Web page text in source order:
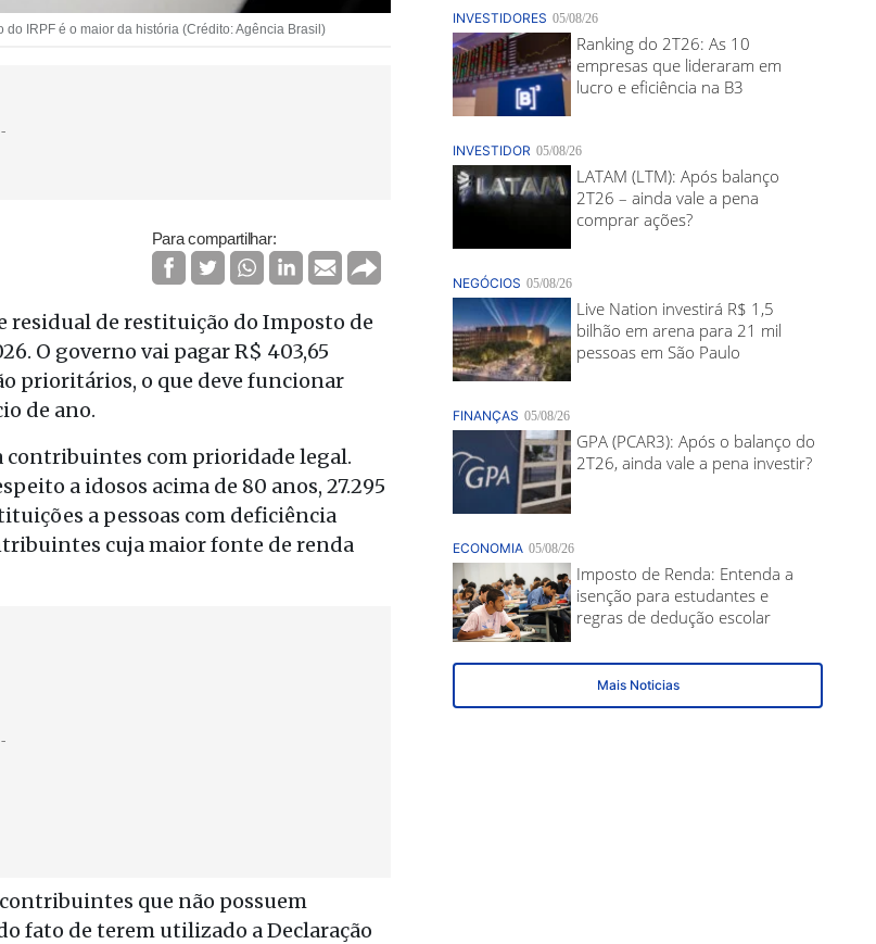
IRPF é o maior da história (Crédito: Agência Brasil)
Para compartilhar:
residual de restituição do Imposto de
O governo vai pagar R$ 403,65
prioritários, o que deve funcionar
de ano.
contribuintes com prioridade legal.
a idosos acima de 80 anos, 27.295
a pessoas com deficiência
cuja maior fonte de renda
que não possuem
fato de terem utilizado a Declaração